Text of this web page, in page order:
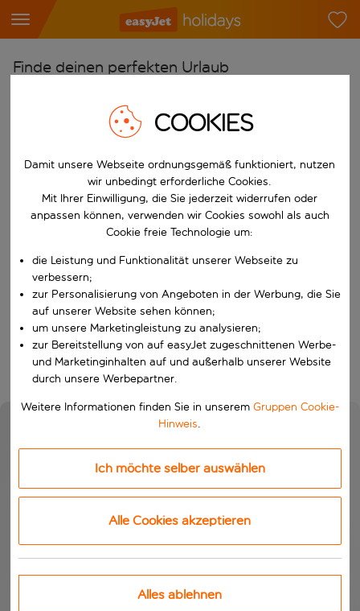
Finde deinen perfekten Urlaub
Flughafen wählen
Beginne mit der Eingabe für die automatische
Reiseziel wählen
Nach
Wähle ein Ab- und Rückflugdatum aus.
Reisezeitraum wählen
Wann
Suchen
COOKIES
Damit unsere Webseite ordnungsgemäß funktioniert, nutzen
wir unbedingt erforderliche Cookies.
Mit Ihrer Einwilligung, die Sie jederzeit widerrufen oder
anpassen können, verwenden wir Cookies sowohl als auch
Cookie freie Technologie um:
die Leistung und Funktionalität unserer Webseite zu
verbessern;
zur Personalisierung von Angeboten in der Werbung, die Sie
auf unserer Website sehen können;
um unsere Marketingleistung zu analysieren;
zur Bereitstellung von auf easyJet zugeschnittenen Werbe-
und Marketinginhalten auf und außerhalb unserer Website
durch unsere Werbepartner.
Weitere Informationen finden Sie in unserem Gruppen Cookie-
Hinweis.
Ich möchte selber auswählen
Alle Cookies akzeptieren
Alles ablehnen